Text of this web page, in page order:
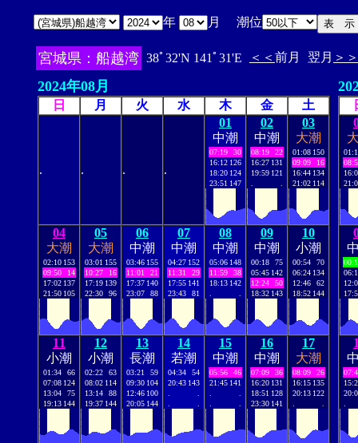
年 月 潮位
宮城県：船越湾 38ﾟ32'N 141ﾟ31'E ＜＜ 前月 翌月 ＞＞
2024年08月
日 月 火 水 木 金 土
. . . .
01
中潮
07:19
30
16:12 126
18:20 124
23:51 147
02
中潮
08:19
22
16:27 131
19:59 121
03
大潮
01:08 150
09:09
16
16:44 134
21:02 114
04
大潮
02:10 153
09:50
14
17:02 137
21:50 105
05
大潮
03:01 155
10:27
16
17:19 139
22:30
96
06
中潮
03:46 155
11:01
21
17:37 140
23:07
88
07
中潮
04:27 152
11:31
29
17:55 141
23:43
81
08
中潮
05:06 148
11:59
38
18:13 142
09
中潮
00:18
75
05:45 142
12:24
50
18:32 143
10
小潮
00:54
70
06:24 134
12:46
62
18:52 144
11
小潮
01:34
66
07:08 124
13:04
75
19:13 144
12
小潮
02:22
63
08:02 114
13:14
88
19:37 144
13
長潮
03:21
59
09:30 104
12:46 100
20:05 144
14
若潮
04:34
54
20:43 143
15
中潮
05:56
46
21:45 141
16
中潮
07:09
36
16:20 131
18:51 128
23:30 141
17
大潮
08:09
26
16:15 135
20:13 122